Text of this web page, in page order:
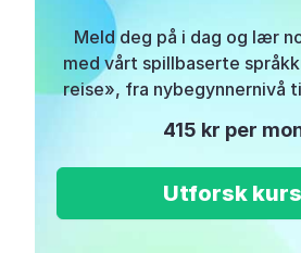
Meld deg på i dag og lær
med vårt spillbaserte
reise», fra nybegynnernivå
415 kr per
Utforsk